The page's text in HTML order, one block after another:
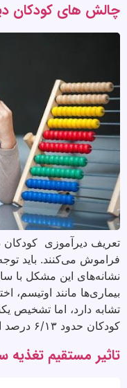
چالش های کودکان
تعریف دیرآموزی کودکان
فراموش می‌کنند. باید
نشانه‌های این مشکل با
بیماری‌ها مانند اوتیسم،
تشابه دارد، اما تشخیص
کودکان حدود ۶/۱۳ درصد است. مجموعه […]
تاثیر مستقیم